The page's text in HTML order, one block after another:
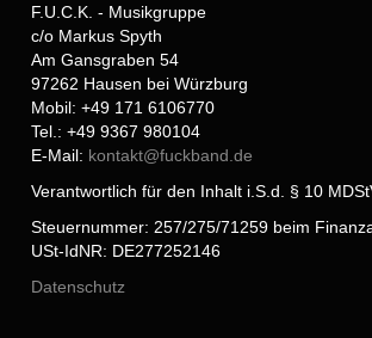
F.U.C.K. - Musikgruppe
c/o Markus Spyth
Am Gansgraben 54
97262 Hausen bei Würzburg
Mobil: +49 171 6106770
Tel.: +49 9367 980104
E-Mail: kontakt@fuckband.de
Verantwortlich für den Inhalt i.S.d. § 10
Steuernummer: 257/275/71259 beim
USt-IdNR: DE277252146
Datenschutz